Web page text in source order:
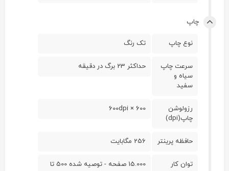
چاپ
نوع چاپ تک رنگ
سرعت چاپ
سياه و
سفيد
حداکثر 23 برگ در دقیقه
رزولوشن
چاپ(dpi)
600 × 600dpi
حافظه پرينتر 256 مگابايت
توان کار
15.000 صفحه - توصیه شده 500 تا